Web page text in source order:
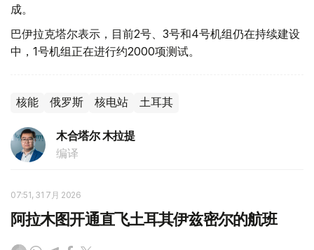
成。
巴伊拉克塔尔表示，目前2号、3号和4号机组仍在持续建设
中，1号机组正在进行约2000项测试。
核能 俄罗斯 核电站 土耳其
木合塔尔 木拉提
编译
07:51, 31 7月 2026
阿拉木图开通直飞土耳其伊兹密尔的航班